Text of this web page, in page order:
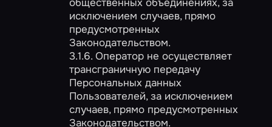
исключением случаев, прямо
предусмотренных
Законодательством.
3.1.6. Оператор не осуществляет
трансграничную передачу
Персональных данных
Пользователей, за исключением
случаев, прямо предусмотренных
Законодательством.